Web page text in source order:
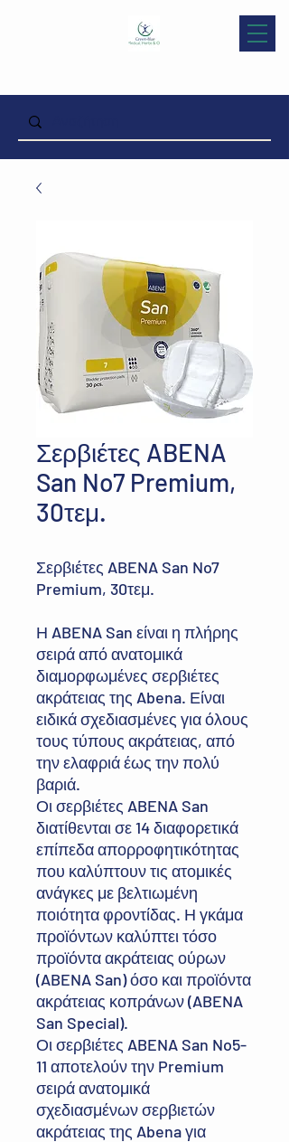
Σερβιέτες ABENA
San No7 Premium,
30τεμ.
Σερβιέτες ABENA San No7
Premium, 30τεμ.
Η ABENA San είναι η πλήρης
σειρά από ανατομικά
διαμορφωμένες σερβιέτες
ακράτειας της Abena. Είναι
ειδικά σχεδιασμένες για όλους
τους τύπους ακράτειας, από
την ελαφριά έως την πολύ
βαριά.
Οι σερβιέτες ABENA San
διατίθενται σε 14 διαφορετικά
επίπεδα απορροφητικότητας
που καλύπτουν τις ατομικές
ανάγκες με βελτιωμένη
ποιότητα φροντίδας. Η γκάμα
προϊόντων καλύπτει τόσο
προϊόντα ακράτειας ούρων
(ABENA San) όσο και προϊόντα
ακράτειας κοπράνων (ABENA
San Special).
Οι σερβιέτες ABENA San No5-
11 αποτελούν την Premium
σειρά ανατομικά
σχεδιασμένων σερβιετών
ακράτειας της Abena για